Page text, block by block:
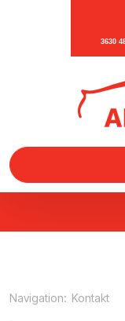
Navigation: Kontakt
3630